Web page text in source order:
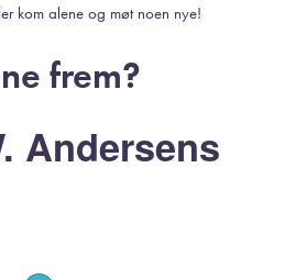
kom alene og møt noen nye!
frem?
Andersens